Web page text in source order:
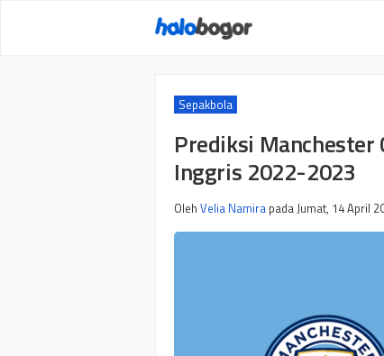
Sepakbola
Prediksi Manchester
Inggris 2022-2023
Oleh Velia Namira padaJumat, 14 April